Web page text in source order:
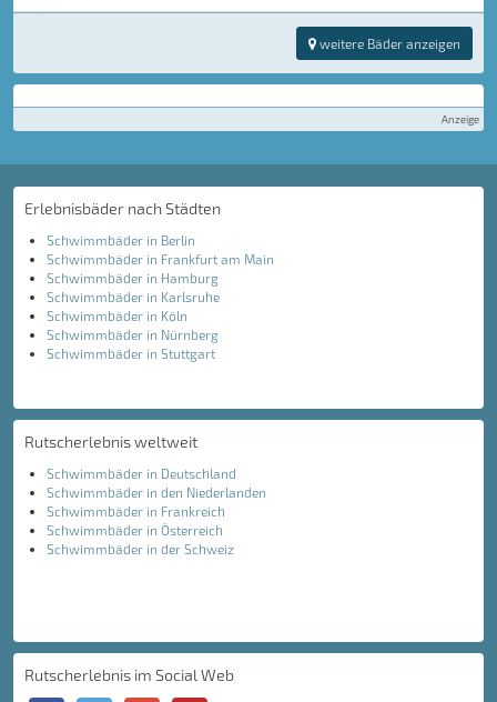
weitere Bäder anzeigen
Anzeige
Erlebnisbäder nach Städten
Schwimmbäder in Berlin
Schwimmbäder in Frankfurt am Main
Schwimmbäder in Hamburg
Schwimmbäder in Karlsruhe
Schwimmbäder in Köln
Schwimmbäder in Nürnberg
Schwimmbäder in Stuttgart
Rutscherlebnis weltweit
Schwimmbäder in Deutschland
Schwimmbäder in den Niederlanden
Schwimmbäder in Frankreich
Schwimmbäder in Österreich
Schwimmbäder in der Schweiz
Rutscherlebnis im Social Web